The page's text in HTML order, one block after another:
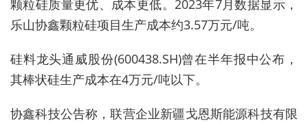
颗粒硅质量更优、成本更低。2023年7月数据显示，
乐山协鑫颗粒硅项目生产成本约3.57万元/吨。
硅料龙头通威股份(600438.SH)曾在半年报中公布，
其棒状硅生产成本在4万元/吨以下。
协鑫科技公告称，联营企业新疆戈恩斯能源科技有限